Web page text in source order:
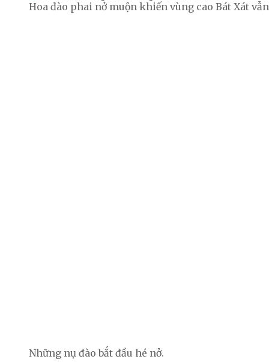
Hoa đào phai nở muộn khiến vùng cao Bát Xát
Những nụ đào bắt đầu hé nở.